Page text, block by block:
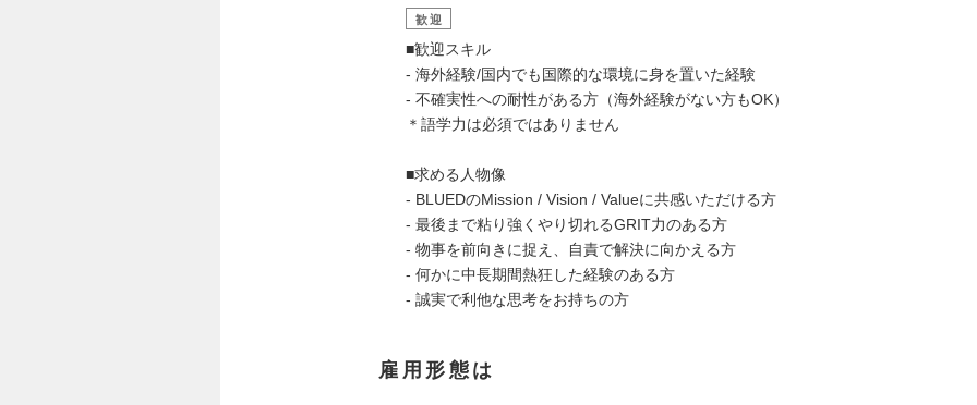
歓迎
■歓迎スキル
- 海外経験/国内でも国際的な環境に身を置いた経験
- 不確実性への耐性がある方（海外経験がない方もOK）
＊語学力は必須ではありません
■求める人物像
- BLUEDのMission / Vision / Valueに共感いただける方
- 最後まで粘り強くやり切れるGRIT力のある方
- 物事を前向きに捉え、自責で解決に向かえる方
- 何かに中長期間熱狂した経験のある方
- 誠実で利他な思考をお持ちの方
雇用形態は